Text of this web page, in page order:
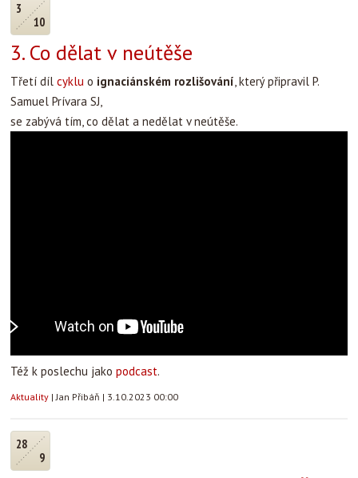
3
10
3. Co dělat v neútěše
Třetí díl cyklu o ignaciánském rozlišování, který připravil P.
Samuel Prívara SJ,
se zabývá tím, co dělat a nedělat v neútěše.
Též k poslechu jako podcast.
Aktuality |Jan Přibáň | 3.10.2023 00:00
28
9